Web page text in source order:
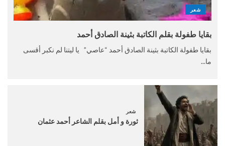
شعر
بقايا طفولة بقلم الكاتبة بثينة الصادق أحمد
بقايا طفولة الكاتبة بثينة الصادق أحمد “عاصي” يا ليتنا لم نكبر أقسى
ما...
شعر
ثورة و أمل بقلم الشاعر أحمد عثمان